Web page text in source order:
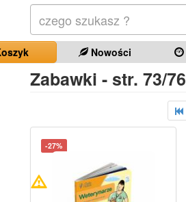
Nowości
Zabawki - str. 73/76
-27%